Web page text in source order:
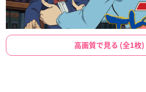
高画質で見る (全1枚)